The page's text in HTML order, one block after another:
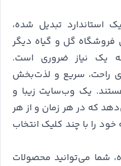
استاندارد تبدیل شده،
گل و گیاه دیگر
یک نیاز ضروری است.
راحت، سریع و لذت‌بخش
یک وب‌سایت زیبا و
که در هر زمان و از هر
را با چند کلیک انتخاب
شما می‌توانید محصولات